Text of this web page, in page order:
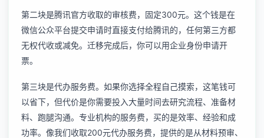
第二块是腾讯官方收取的审核费，固定300元。这个钱是在
微信公众平台提交申请时直接支付给腾讯的，任何第三方都
无权代收或减免。迁移完成后，你可以用企业身份申请开
票。
第三块是代办服务费。如果你选择全程自己摸索，这笔钱可
以省下，但代价是你需要投入大量时间去研究流程、准备材
料、跑腿沟通。专业机构的服务费，买的是效率、经验和成
功率。像我们收取200元代办服务费，提供的是从材料预审、